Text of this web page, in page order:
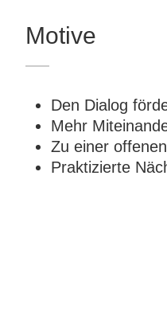
Motive
Den Dialog
Mehr
Zu einer
Praktizierte